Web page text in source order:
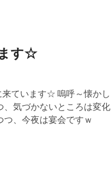
す☆
ています☆ 嗚呼～懐かし
、気づかないところは変化
つ、今夜は宴会ですｗ